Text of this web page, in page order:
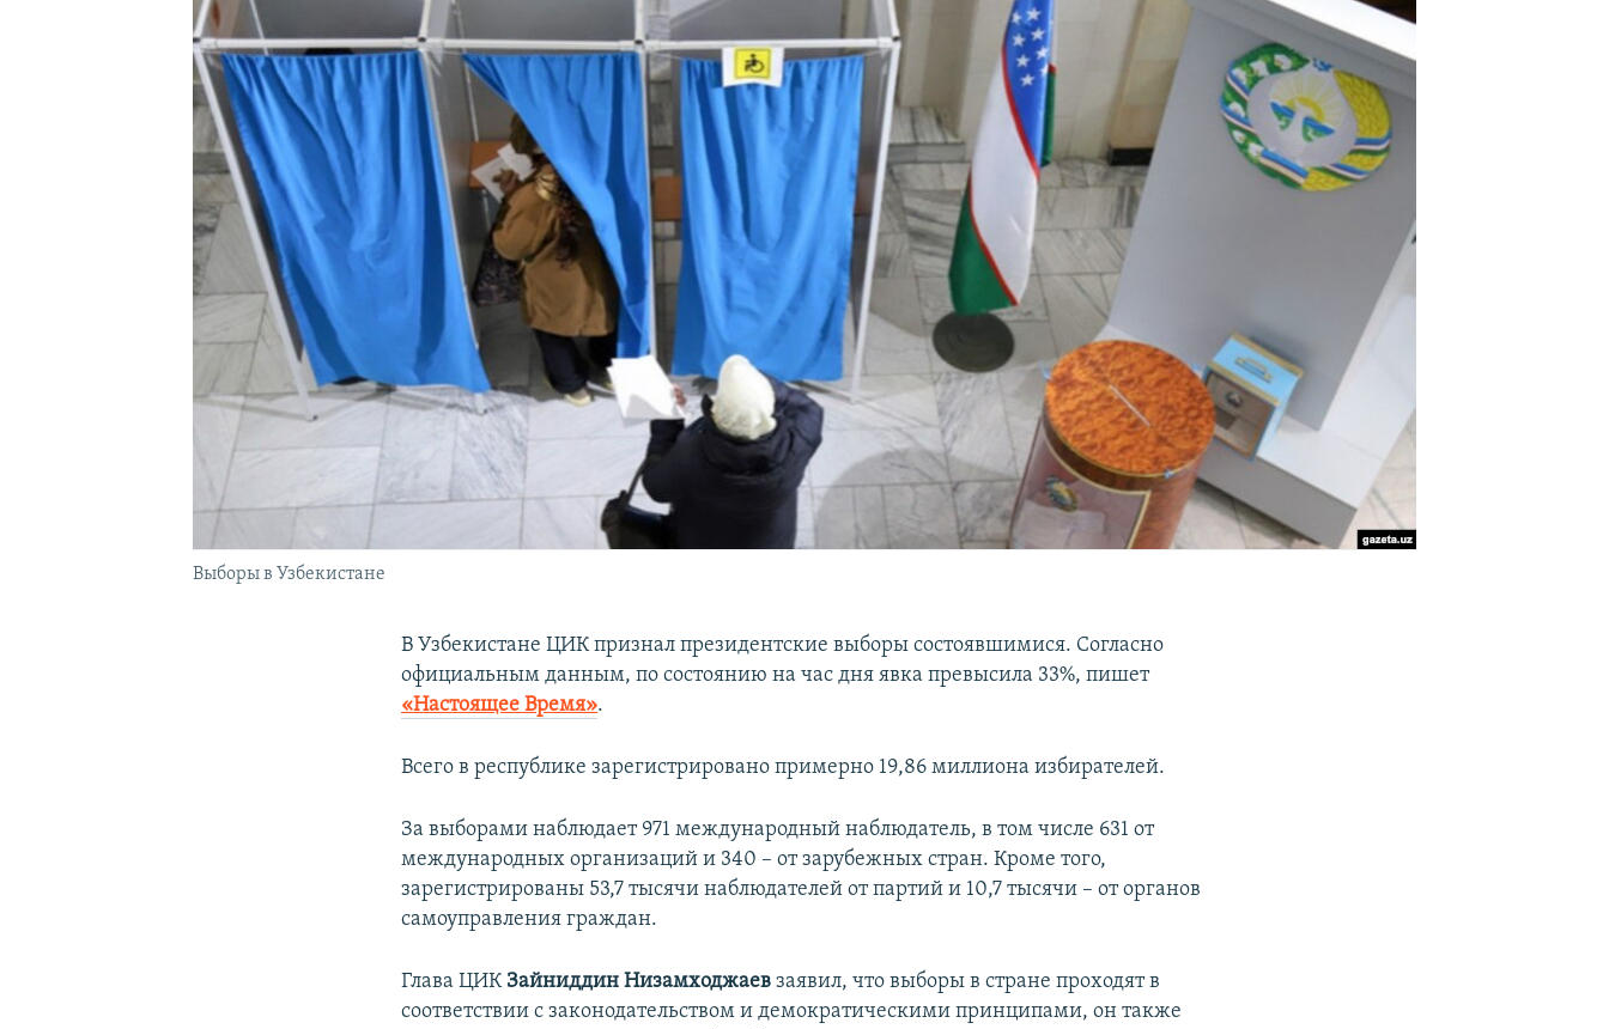
КРЫМ.НЕПОКОРЕННЫЙ
УКРАИНСКАЯ ПРОБЛЕМА КРЫМА
Выборы в Узбекистане
В Узбекистане ЦИК признал президентские выборы состоявшимися. Согласно
официальным данным, по состоянию на час дня явка превысила 33%, пишет
«Настоящее Время».
Всего в республике зарегистрировано примерно 19,86 миллиона избирателей.
За выборами наблюдает 971 международный наблюдатель, в том числе 631 от
международных организаций и 340 – от зарубежных стран. Кроме того,
зарегистрированы 53,7 тысячи наблюдателей от партий и 10,7 тысячи – от органов
самоуправления граждан.
Глава ЦИК Зайниддин Низамходжаевзаявил, что выборы в стране проходят в
соответствии с законодательством и демократическими принципами, он также